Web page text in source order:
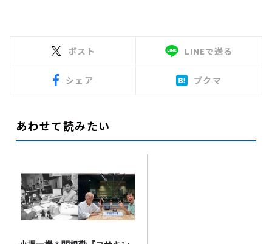
ポスト LINEで送る
シェア ブクマ
あわせて読みたい